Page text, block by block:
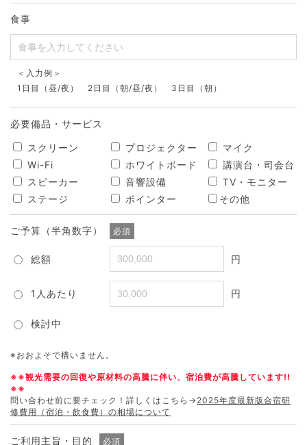
食事
＜入力例＞
1日目（昼/夜） 2日目（朝/昼/夜） 3日目（朝）
必要備品・サービス
スクリーン プロジェクター
マイク
Wi-Fi
ホワイトボード
講演台・司会台
スピーカー
音響設備
TV・モニター
ステージ
ポインター その他
ご予算（半角数字） 必須
総額 円
1人あたり 円
検討中
※おおよそで構いません。
※※観光需要の回復や原材料の高騰に伴い、宿泊費が高騰しています!!
※※
問い合わせ前に要チェック！詳しくはこちら→ 2025年度最新版合宿研
修費用（宿泊・飲食費）の相場について
ご利用主旨・目的 必須